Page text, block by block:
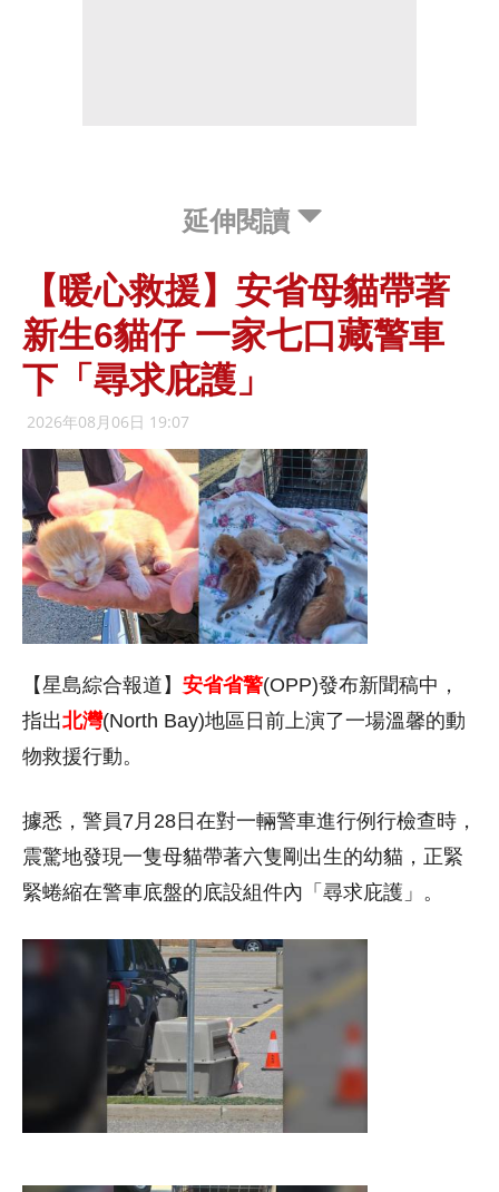
延伸閱讀
【暖心救援】安省母貓帶著
新生6貓仔 一家七口藏警車
下「尋求庇護」
2026年08月06日 19:07
【星島綜合報道】 安省省警(OPP)發布新聞稿中，
指出北灣(North Bay)地區日前上演了一場溫馨的動
物救援行動。
據悉，警員7月28日在對一輛警車進行例行檢查時，
震驚地發現一隻母貓帶著六隻剛出生的幼貓，正緊
緊蜷縮在警車底盤的底設組件內「尋求庇護」。